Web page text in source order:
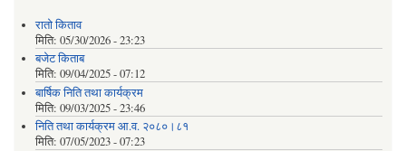
रातो किताव
मिति: 05/30/2026 - 23:23
बजेट किताब
मिति: 09/04/2025 - 07:12
बार्षिक निति तथा कार्यक्रम
मिति: 09/03/2025 - 23:46
निति तथा कार्यक्रम आ.व. २०८०।८१
मिति: 07/05/2023 - 07:23